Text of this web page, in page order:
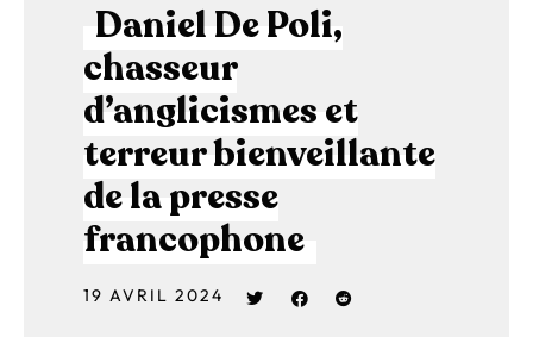
Daniel De Poli,
chasseur
d’anglicismes et
terreur bienveillante
de la presse
francophone
19 AVRIL 2024